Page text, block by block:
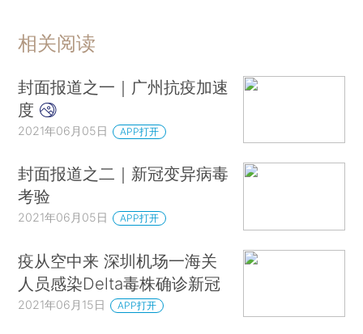
相关阅读
封面报道之一｜广州抗疫加速
度
2021年06月05日 APP打开
封面报道之二｜新冠变异病毒
考验
2021年06月05日 APP打开
疫从空中来 深圳机场一海关
人员感染Delta毒株确诊新冠
2021年06月15日 APP打开